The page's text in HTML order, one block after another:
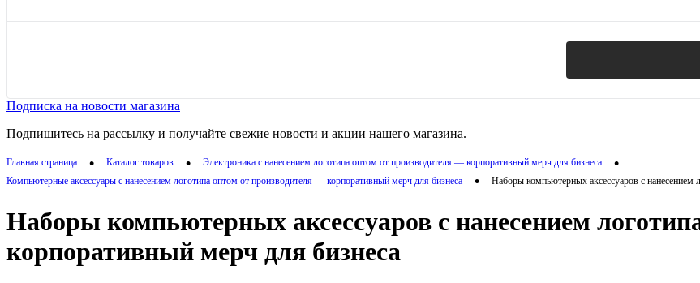
Цифровая печать(1)
Подписка на новости магазина
Подпишитесь на рассылку и получайте свежие новости и акции нашего магазина.
Главная страница • Каталог товаров • Электроника с нанесением логотипа оптом от производителя — корпоративный мерч для бизнеса •
Компьютерные аксессуары с нанесением логотипа оптом от производителя — корпоративный мерч для бизнеса • Наборы компьютерных аксессуаров с
Наборы компьютерных аксессуаров с нанесением
корпоративный мерч для бизнеса